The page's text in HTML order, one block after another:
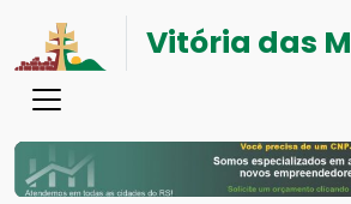
Vitória das